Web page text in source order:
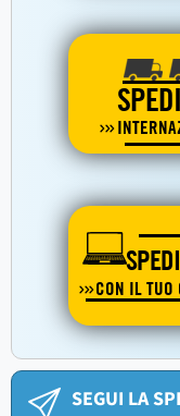
CON IL TUO
SEGUI LA